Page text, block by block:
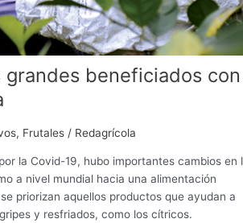
beneficiados con
, Frutales / Redagrícola
la Covid-19, hubo importantes cambios en
a nivel mundial hacia una alimentación
priorizan aquellos productos que ayudan a
y resfriados, como los cítricos.